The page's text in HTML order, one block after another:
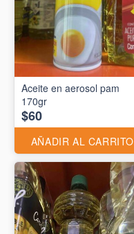
Aceite en aerosol pam
170gr
$60
AÑADIR AL CARRITO